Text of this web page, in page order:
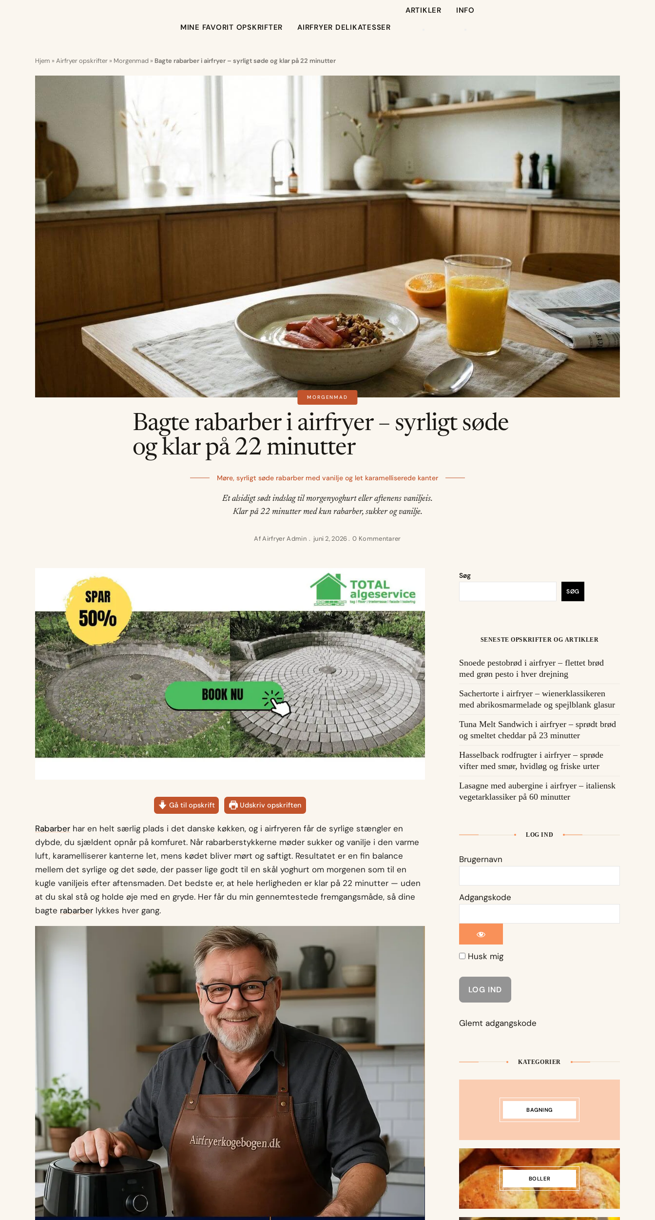
MINE FAVORIT OPSKRIFTER AIRFRYER DELIKATESSER
ARTIKLER INFO
Hjem » Airfryer opskrifter » Morgenmad » Bagte rabarber i airfryer – syrligt søde og klar på 22 minutter
MORGENMAD
Bagte rabarber i airfryer – syrligt søde
og klar på 22 minutter
Møre, syrligt søde rabarber med vanilje og let karamelliserede kanter
Et alsidigt sødt indslag til morgenyoghurt eller aftenens vaniljeis.
Klar på 22 minutter med kun rabarber, sukker og vanilje.
AfAirfryer Admin juni 2, 2026 0 Kommentarer
Gå til opskrift Udskriv opskriften
Rabarber har en helt særlig plads i det danske køkken, og i airfryeren får de syrlige stængler en
dybde, du sjældent opnår på komfuret. Når rabarberstykkerne møder sukker og vanilje i den varme
luft, karamelliserer kanterne let, mens kødet bliver mørt og saftigt. Resultatet er en fin balance
mellem det syrlige og det søde, der passer lige godt til en skål yoghurt om morgenen som til en
kugle vaniljeis efter aftensmaden. Det bedste er, at hele herligheden er klar på 22 minutter — uden
at du skal stå og holde øje med en gryde. Her får du min gennemtestede fremgangsmåde, så dine
bagte rabarber lykkes hver gang.
Søg
SØG
SENESTE OPSKRIFTER OG ARTIKLER
Snoede pestobrød i airfryer – flettet brød
med grøn pesto i hver drejning
Sachertorte i airfryer – wienerklassikeren
med abrikosmarmelade og spejlblank glasur
Tuna Melt Sandwich i airfryer – sprødt brød
og smeltet cheddar på 23 minutter
Hasselback rodfrugter i airfryer – sprøde
vifter med smør, hvidløg og friske urter
Lasagne med aubergine i airfryer – italiensk
vegetarklassiker på 60 minutter
LOG IND
Brugernavn
Adgangskode
Husk mig
Glemt adgangskode
KATEGORIER
BAGNING
BOLLER